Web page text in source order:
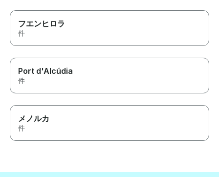
フエンヒロラ
件
Port d'Alcúdia
件
メノルカ
件